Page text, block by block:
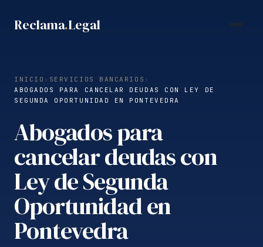
Reclama.Legal
INICIO › SERVICIOS BANCARIOS ›
ABOGADOS PARA CANCELAR DEUDAS CON LEY DE
SEGUNDA OPORTUNIDAD EN PONTEVEDRA
Abogados para
cancelar deudas con
Ley de Segunda
Oportunidad en
Pontevedra